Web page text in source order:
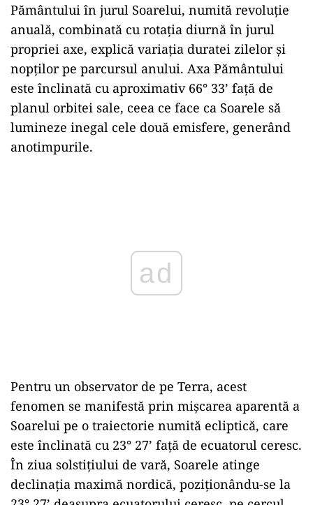
Pământului în jurul Soarelui, numită revoluţie
anuală, combinată cu rotaţia diurnă în jurul
propriei axe, explică variaţia duratei zilelor şi
nopţilor pe parcursul anului. Axa Pământului
este înclinată cu aproximativ 66° 33’ faţă de
planul orbitei sale, ceea ce face ca Soarele să
lumineze inegal cele două emisfere, generând
anotimpurile.
Pentru un observator de pe Terra, acest
fenomen se manifestă prin mişcarea aparentă a
Soarelui pe o traiectorie numită ecliptică, care
este înclinată cu 23° 27’ faţă de ecuatorul ceresc.
În ziua solstiţiului de vară, Soarele atinge
declinaţia maximă nordică, poziţionându-se la